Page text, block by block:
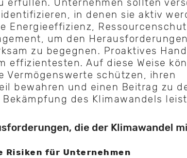
erfüllen. Unternehmen sollten
in denen sie aktiv
Energieeffizienz,
um den
zu begegnen. Proaktives
effizientesten. Auf diese Weise
Vermögenswerte schützen, ihren
bewahren und einen Beitrag zu
des Klimawandels
die der Klimawandel
Risiken für Unternehmen